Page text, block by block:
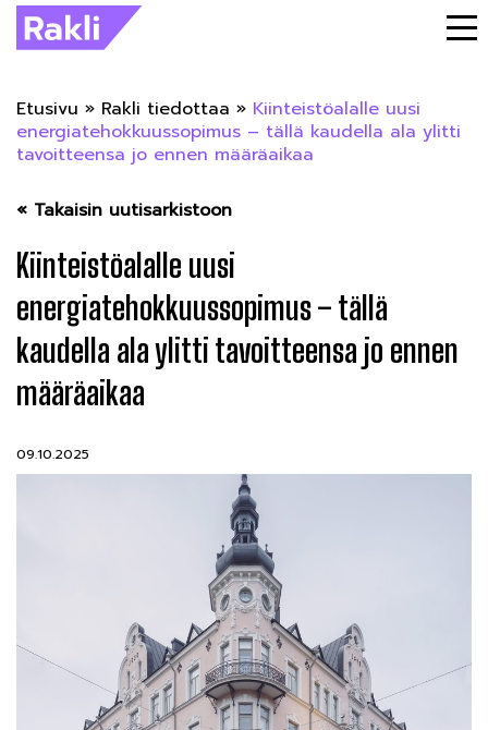
Etusivu » Rakli tiedottaa » Kiinteistöalalle uusi
energiatehokkuussopimus – tällä kaudella ala ylitti
tavoitteensa jo ennen määräaikaa
« Takaisin uutisarkistoon
Kiinteistöalalle uusi
energiatehokkuussopimus – tällä
kaudella ala ylitti tavoitteensa jo ennen
määräaikaa
09.10.2025